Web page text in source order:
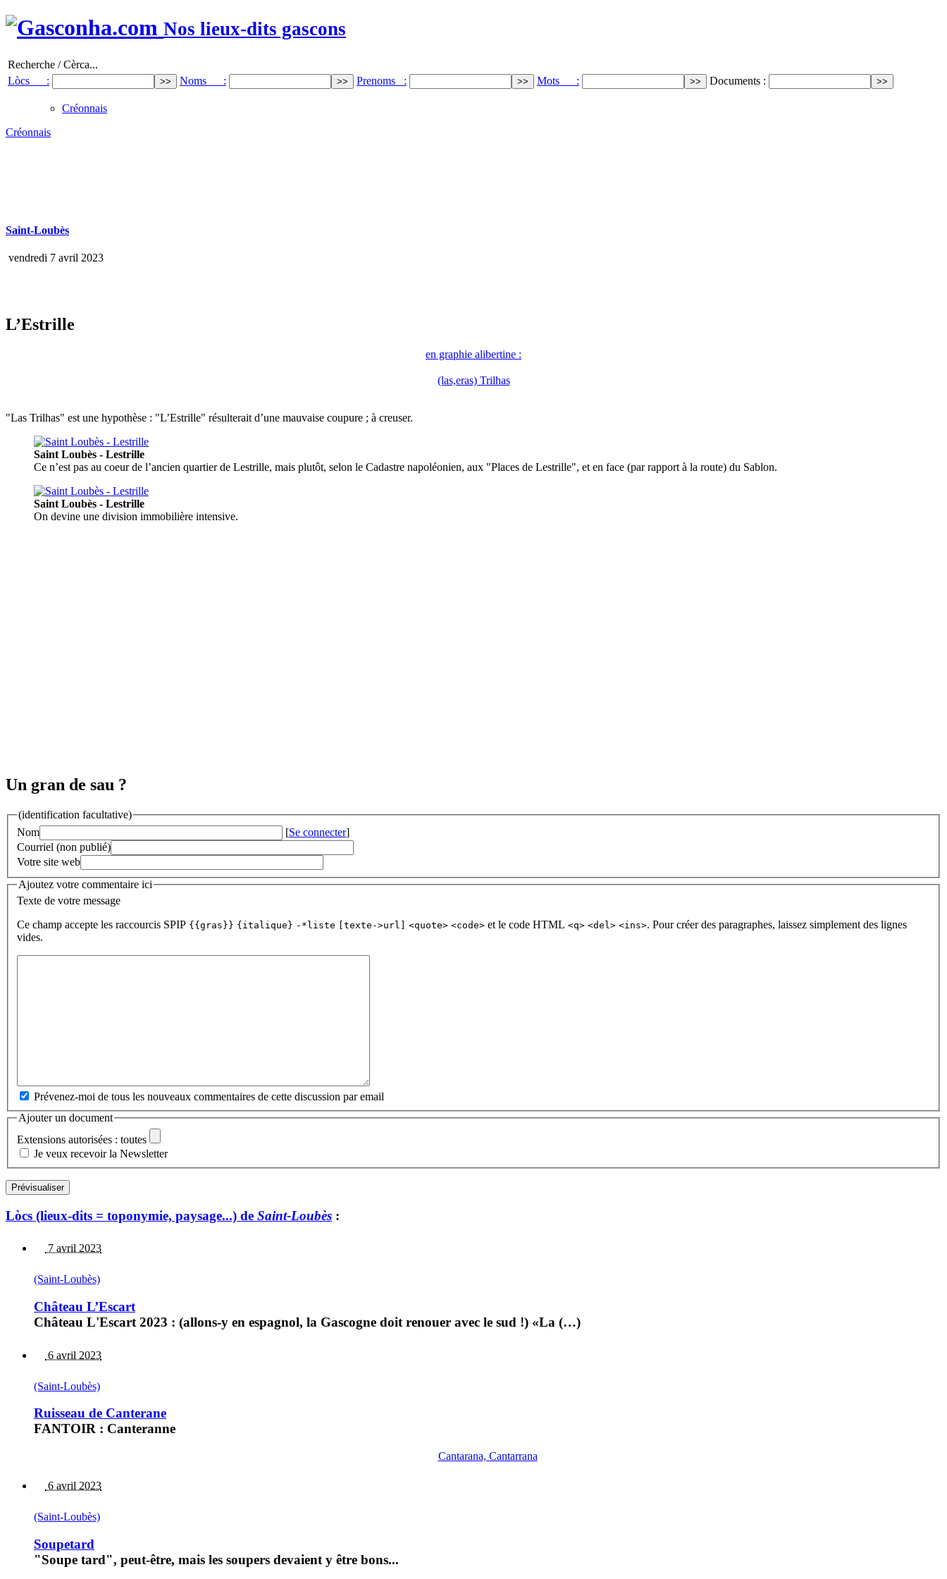
Nos lieux-dits gascons
Recherche / Cèrca...
Lòcs :
Noms : Prenoms : Mots : Documents :
Créonnais
Créonnais
Saint-Loubès
vendredi 7 avril 2023
L’Estrille
en graphie alibertine :
(las,eras) Trilhas
"Las Trilhas" est une hypothèse : "L’Estrille" résulterait d’une mauvaise coupure ; à creuser.
Saint Loubès - Lestrille
Ce n’est pas au coeur de l’ancien quartier de Lestrille, mais plutôt, selon le Cadastre napoléonien, aux "Places de Lestrille", et en face (par rapport à la route) du Sablon.
Saint Loubès - Lestrille
On devine une division immobilière intensive.
Un gran de sau ?
(identification facultative)
Nom
[Se connecter]
Courriel (non publié)
Votre site web
Ajoutez votre commentaire ici
Texte de votre message
Ce champ accepte les raccourcis SPIP {{gras}} {italique} -*liste [texte->url] <quote> <code> et le code HTML <q> <del> <ins>. Pour créer des paragraphes, laissez simplement des lignes
vides.
Prévenez-moi de tous les nouveaux commentaires de cette discussion par email
Ajouter un document
Extensions autorisées : toutes
Je veux recevoir la Newsletter
Lòcs (lieux-dits = toponymie, paysage...) de Saint-Loubès :
7 avril 2023
(Saint-Loubès)
Château L’Escart
Château L'Escart 2023 : (allons-y en espagnol, la Gascogne doit renouer avec le sud !) «La (…)
6 avril 2023
(Saint-Loubès)
Ruisseau de Canterane
FANTOIR : Canteranne
Cantarana, Cantarrana
6 avril 2023
(Saint-Loubès)
Soupetard
"Soupe tard", peut-être, mais les soupers devaient y être bons...